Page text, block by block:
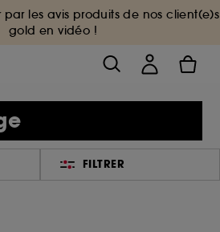
par les avis produits de nos client(e)s
gold en vidéo !
FILTRER